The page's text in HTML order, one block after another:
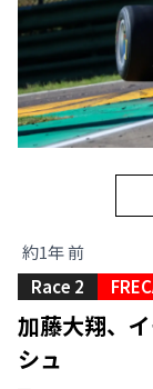
約1年 前
Race 2
加藤大翔、
シュ